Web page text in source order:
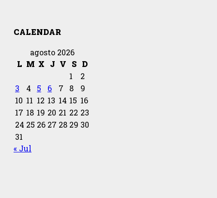
CALENDAR
agosto 2026
L M X J V S D
1
2
3
4 5 6 7 8
9
10 11 12 13 14 15 16
17 18 19 20 21 22 23
24 25 26 27 28 29 30
31
« Jul